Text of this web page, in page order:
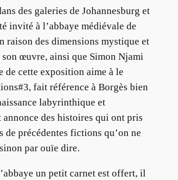
des galeries de Johannesburg et
invité à l’abbaye médiévale de
raison des dimensions mystique et
œuvre, ainsi que Simon Njami
de cette exposition aime à le
fait référence à Borgès bien
labyrinthique et
annonce des histoires qui ont pris
de précédentes fictions qu’on ne
par ouïe dire.
un petit carnet est offert, il